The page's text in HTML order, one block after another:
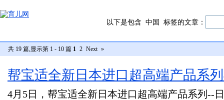
以下是包含 中国 标签的文章：
共 19 篇,显示第 1 - 10 篇 1 2 Next »
帮宝适全新日本进口超高端产品系
4月5日，帮宝适全新日本进口超高端产品系列--